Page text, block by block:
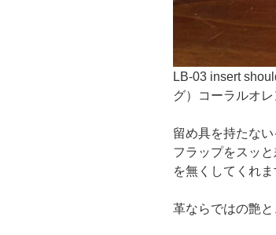
LB-03 insert
グ）コーラルオレ
留め具を持たない
フラップをスッ
を無くしてくれま
革ならではの艶と